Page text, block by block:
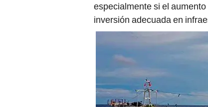
especialmente si el
inversión adecuada en